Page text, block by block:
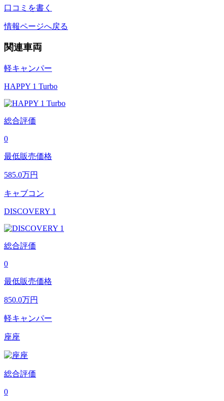
口コミを書く
情報ページへ戻る
関連車両
軽キャンパー
HAPPY 1 Turbo
総合評価
0
最低販売価格
585.0万円
キャブコン
DISCOVERY 1
総合評価
0
最低販売価格
850.0万円
軽キャンパー
座座
総合評価
0